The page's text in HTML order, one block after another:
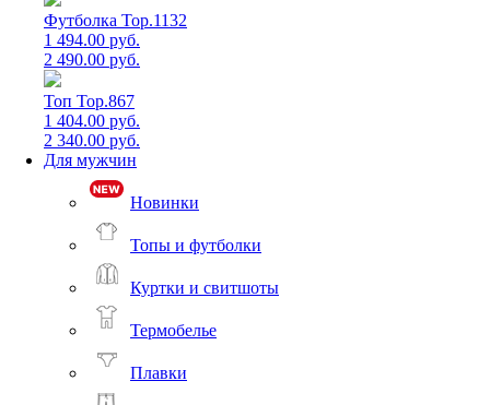
Футболка Top.1132
1 494.00 руб.
2 490.00 руб.
Топ Top.867
1 404.00 руб.
2 340.00 руб.
Для мужчин
Новинки
Топы и футболки
Куртки и свитшоты
Термобелье
Плавки